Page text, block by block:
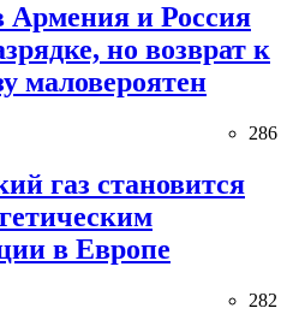
Армения и Россия
но возврат к
маловероятен
286
газ становится
в Европе
282